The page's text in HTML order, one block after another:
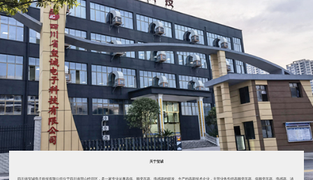
关于玺诚
四川省玺诚电子科技有限公司位于四川省营山经开区，是一家专业从事高低、频变压器、电感器的研发、生产的高新技术企业，主营业务包括高频变压器、低频变压器、电感器、滤